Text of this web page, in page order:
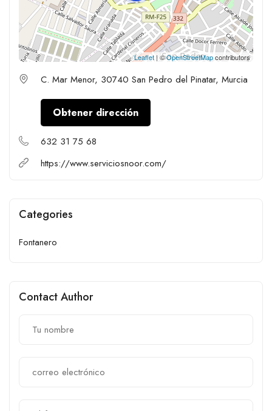
Leaflet| ©OpenStreetMapcontributors
C. Mar Menor, 30740 San Pedro del Pinatar, Murcia
Obtener dirección
632 31 75 68
https://www.serviciosnoor.com/
Categories
Fontanero
Contact Author